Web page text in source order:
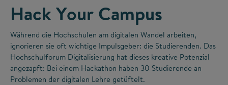
Hack Your Campus
Während die Hochschulen am digitalen Wandel arbeiten,
ignorieren sie oft wichtige Impulsgeber: die Studierenden. Das
Hochschulforum Digitalisierung hat dieses kreative Potenzial
angezapft: Bei einem Hackathon haben 30 Studierende an
Problemen der digitalen Lehre getüftelt.